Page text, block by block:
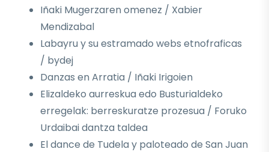
Iñaki Mugerzaren omenez / Xabier
Mendizabal
Labayru y su estramado webs etnofraficas
/ bydej
Danzas en Arratia / Iñaki Irigoien
Elizaldeko aurreskua edo Busturialdeko
erregelak: berreskuratze prozesua / Foruko
Urdaibai dantza taldea
El dance de Tudela y paloteado de San Juan